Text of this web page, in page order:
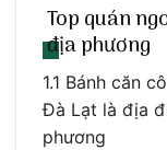
Top quán
địa phương
1.1 Bánh căn
Đà Lạt là địa
phương